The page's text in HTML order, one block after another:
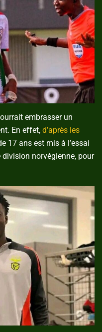
embrasser un
En effet, d’après les
17 ans est mis à l’essai
norvégienne, pour